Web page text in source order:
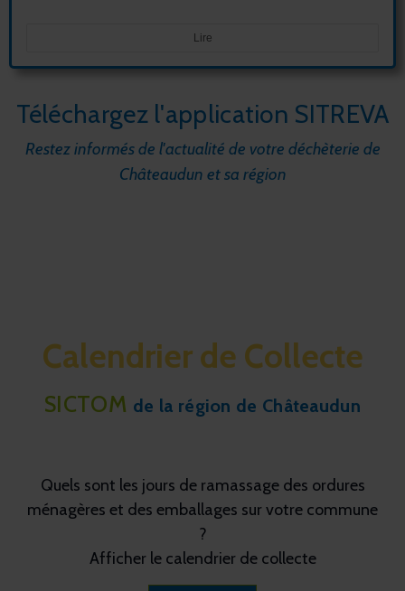
Lire
Téléchargez l'application SITREVA
Restez informés de l'actualité de votre déchèterie de
Châteaudun et sa région
Calendrier de Collecte
SICTOM de la région de Châteaudun
Quels sont les jours de ramassage des ordures
ménagères et des emballages sur votre commune
?
Afficher le calendrier de collecte